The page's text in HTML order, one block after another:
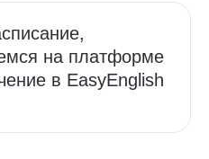
на платформе
в EasyEnglish